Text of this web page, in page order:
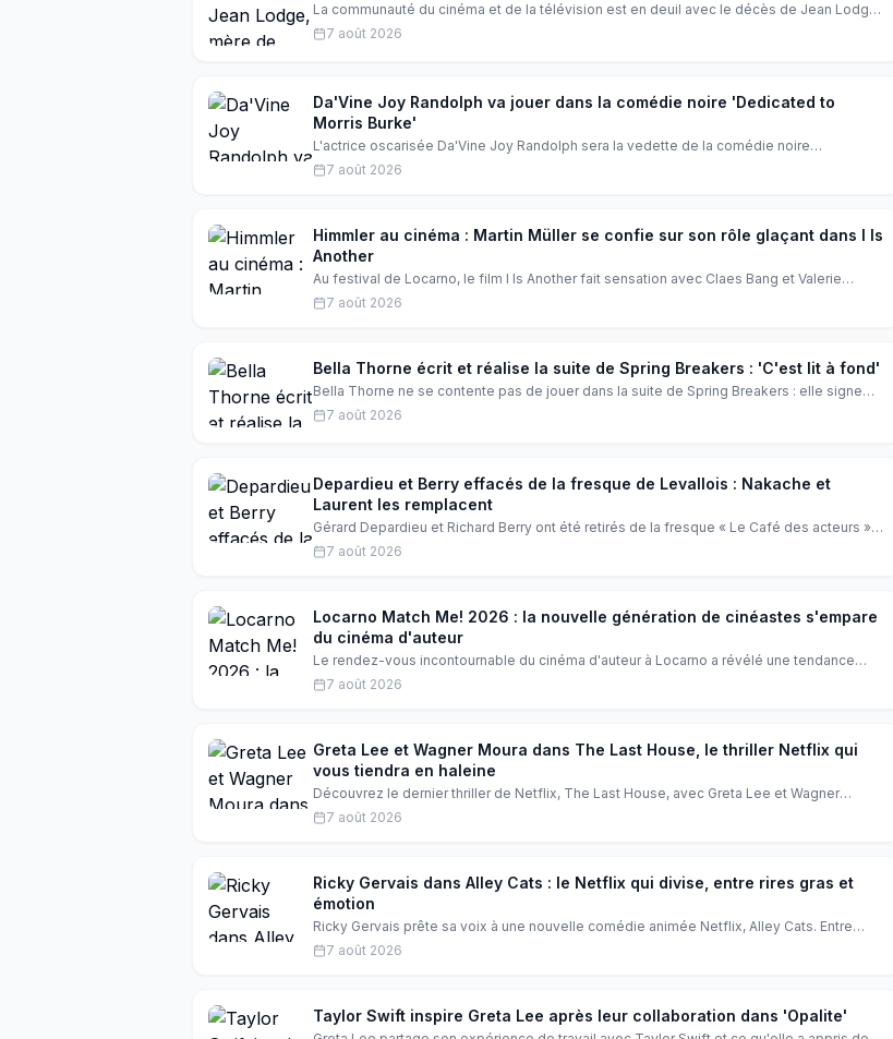
La communauté du cinéma et de la télévision est en deuil avec le décès de Jean Lodge,
mère de l'acteur Charles Shaughnessy. Elle avait 99 ans. Découvrez son parcours et
l'impact qu'elle a eu sur sa famille et le monde du divertissement.
7 août 2026
Da'Vine Joy Randolph va jouer dans la comédie noire 'Dedicated to
Morris Burke'
L'actrice oscarisée Da'Vine Joy Randolph sera la vedette de la comédie noire
indépendante 'Dedicated to Morris Burke', réalisée par Will Ropp. Elle y incarne Judy
Brooks, une femme qui découvre que le dernier roman de son mari ne lui est pas dédié,
7 août 2026
Himmler au cinéma : Martin Müller se confie sur son rôle glaçant dans I Is
Another
Au festival de Locarno, le film I Is Another fait sensation avec Claes Bang et Valerie
Pachner. Martin Müller, qui incarne Heinrich Himmler, se livre sur ce rôle terrifiant, tandis
que le réalisateur Felix Randau répond aux critiques.
7 août 2026
Bella Thorne écrit et réalise la suite de Spring Breakers : 'C'est lit à fond'
Bella Thorne ne se contente pas de jouer dans la suite de Spring Breakers : elle signe
aussi le scénario et la réalisation. L'actrice promet un film explosif, dans l'esprit du culte
de 2012. Découvrez les coulisses de cette annonce choc qui électrise Hollywood.
7 août 2026
Depardieu et Berry effacés de la fresque de Levallois : Nakache et
Laurent les remplacent
Gérard Depardieu et Richard Berry ont été retirés de la fresque « Le Café des acteurs » à
Levallois-Perret. Géraldine Nakache et Mélanie Laurent prennent leur place, marquant un
tournant symbolique fort.
7 août 2026
Locarno Match Me! 2026 : la nouvelle génération de cinéastes s'empare
du cinéma d'auteur
Le rendez-vous incontournable du cinéma d'auteur à Locarno a révélé une tendance
forte : les jeunes créateurs prennent le pouvoir, avec des projets authentiques et
résolument modernes. Plongée dans les coulisses d'un événement qui redéfinit le
7 août 2026
Greta Lee et Wagner Moura dans The Last House, le thriller Netflix qui
vous tiendra en haleine
Découvrez le dernier thriller de Netflix, The Last House, avec Greta Lee et Wagner
Moura. Un film qui allie sci-fi, horreur, mystère et drame psychologique. Qu'est-ce qui se
passe dans cette maison isolée ?
7 août 2026
Ricky Gervais dans Alley Cats : le Netflix qui divise, entre rires gras et
émotion
Ricky Gervais prête sa voix à une nouvelle comédie animée Netflix, Alley Cats. Entre
humour potache et tendresse, le résultat laisse les critiques perplexes. Décryptage d'un
projet aussi attendu que controversé.
7 août 2026
Taylor Swift inspire Greta Lee après leur collaboration dans 'Opalite'